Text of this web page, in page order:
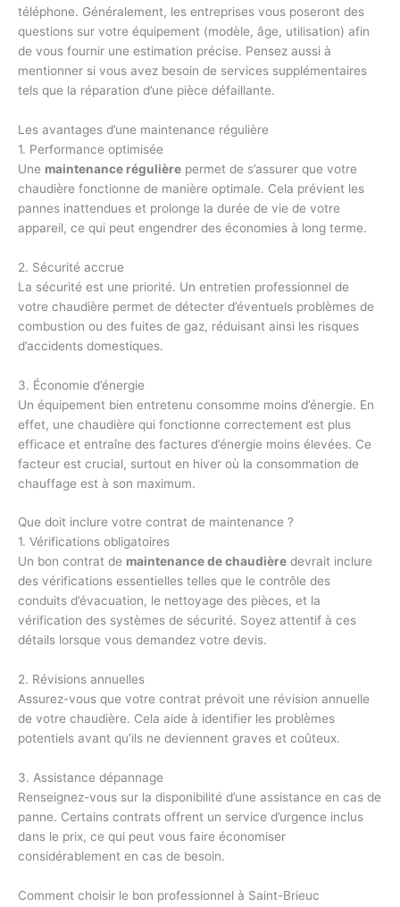
téléphone. Généralement, les entreprises vous poseront des
questions sur votre équipement (modèle, âge, utilisation) afin
de vous fournir une estimation précise. Pensez aussi à
mentionner si vous avez besoin de services supplémentaires
tels que la réparation d’une pièce défaillante.
Les avantages d’une maintenance régulière
1. Performance optimisée
Une maintenance régulière permet de s’assurer que votre
chaudière fonctionne de manière optimale. Cela prévient les
pannes inattendues et prolonge la durée de vie de votre
appareil, ce qui peut engendrer des économies à long terme.
2. Sécurité accrue
La sécurité est une priorité. Un entretien professionnel de
votre chaudière permet de détecter d’éventuels problèmes de
combustion ou des fuites de gaz, réduisant ainsi les risques
d’accidents domestiques.
3. Économie d’énergie
Un équipement bien entretenu consomme moins d’énergie. En
effet, une chaudière qui fonctionne correctement est plus
efficace et entraîne des factures d’énergie moins élevées. Ce
facteur est crucial, surtout en hiver où la consommation de
chauffage est à son maximum.
Que doit inclure votre contrat de maintenance ?
1. Vérifications obligatoires
Un bon contrat de maintenance de chaudière devrait inclure
des vérifications essentielles telles que le contrôle des
conduits d’évacuation, le nettoyage des pièces, et la
vérification des systèmes de sécurité. Soyez attentif à ces
détails lorsque vous demandez votre devis.
2. Révisions annuelles
Assurez-vous que votre contrat prévoit une révision annuelle
de votre chaudière. Cela aide à identifier les problèmes
potentiels avant qu’ils ne deviennent graves et coûteux.
3. Assistance dépannage
Renseignez-vous sur la disponibilité d’une assistance en cas de
panne. Certains contrats offrent un service d’urgence inclus
dans le prix, ce qui peut vous faire économiser
considérablement en cas de besoin.
Comment choisir le bon professionnel à Saint-Brieuc